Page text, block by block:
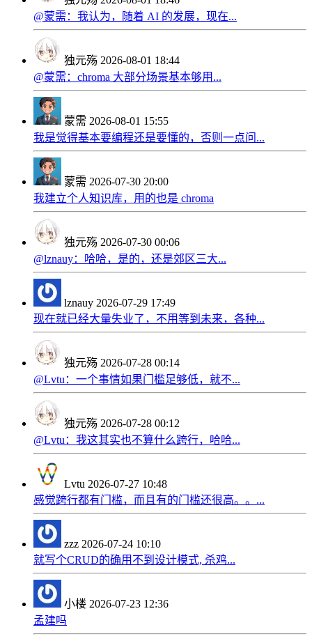
@蒙需：我认为，随着 AI 的发展，现在...
独元殇 2026-08-01 18:44
@蒙需：chroma 大部分场景基本够用...
蒙需 2026-08-01 15:55
我是觉得基本要编程还是要懂的，否则一点问...
蒙需 2026-07-30 20:00
我建立个人知识库，用的也是 chroma
独元殇 2026-07-30 00:06
@lznauy：哈哈，是的，还是郊区三大...
lznauy 2026-07-29 17:49
现在就已经大量失业了，不用等到未来，各种...
独元殇 2026-07-28 00:14
@Lvtu：一个事情如果门槛足够低，就不...
独元殇 2026-07-28 00:12
@Lvtu：我这其实也不算什么跨行，哈哈...
Lvtu 2026-07-27 10:48
感觉跨行都有门槛，而且有的门槛还很高。。...
zzz 2026-07-24 10:10
就写个CRUD的确用不到设计模式, 杀鸡...
小楼 2026-07-23 12:36
孟建吗